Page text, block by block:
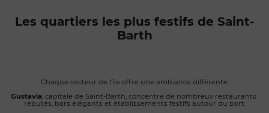
Les quartiers les plus festifs de Saint-
Barth
Chaque secteur de l'île offre une ambiance différente.
Gustavia , capitale de Saint-Barth, concentre de nombreux restaurants
réputés, bars élégants et établissements festifs autour du port.